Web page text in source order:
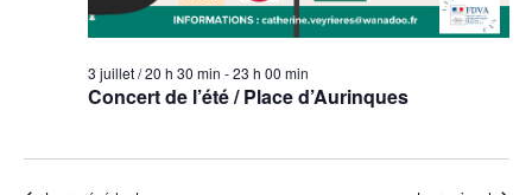
Concert de l’été / Place d’Aurinques
3 juillet / 20 h 30 min -23 h 00 min